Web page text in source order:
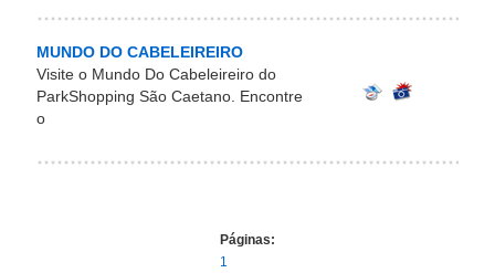
MUNDO DO CABELEIREIRO
Visite o Mundo Do Cabeleireiro do
ParkShopping São Caetano. Encontre
o
Páginas:
1